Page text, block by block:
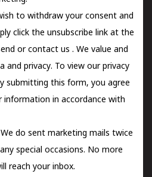
to withdraw your consent and
click the unsubscribe link at the
orcontact us . We value and
and privacy. To view our privacy
submitting this form, you agree
in accordance with
do sent marketing mails twice
special occasions. No more
reach your inbox.